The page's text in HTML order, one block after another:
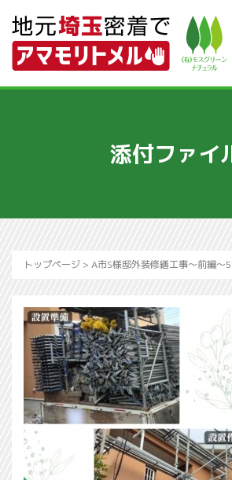
添付ファイ
トップページ > A市S様邸外装修繕工事～前編～5